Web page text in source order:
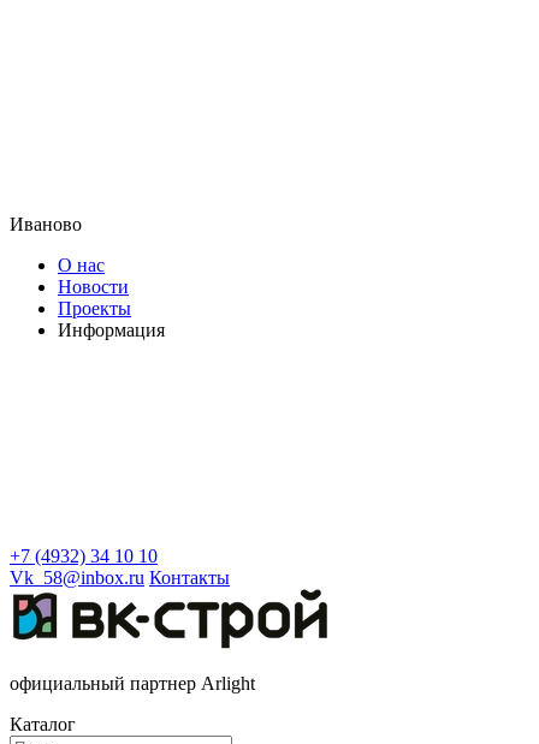
Иваново
О нас
Новости
Проекты
Информация
+7 (4932) 34 10 10
Vk_58@inbox.ru Контакты
официальный партнер Arlight
Каталог